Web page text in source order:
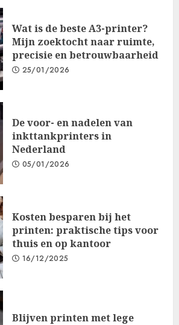
Wat is de beste A3-printer?
Mijn zoektocht naar ruimte,
precisie en betrouwbaarheid
25/01/2026
De voor- en nadelen van
inkttankprinters in
Nederland
05/01/2026
Kosten besparen bij het
printen: praktische tips voor
thuis en op kantoor
16/12/2025
Blijven printen met lege